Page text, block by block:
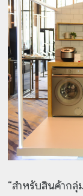
“สำหรับสินค้ากลุ่